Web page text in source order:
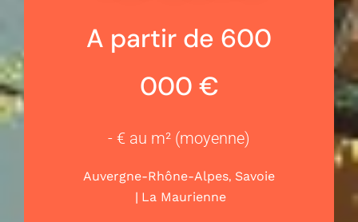
A partir de 600
000 €
- € au m² (moyenne)
Auvergne-Rhône-Alpes, Savoie
| La Maurienne